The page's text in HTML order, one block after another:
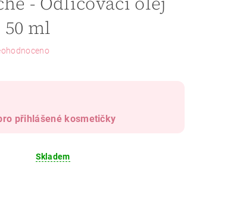
ml
přihlášené kosmetičky
Skladem